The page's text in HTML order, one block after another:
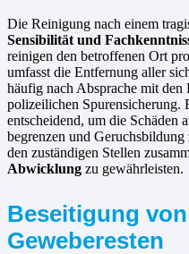
Die Reinigung nach einem
Sensibilität und
reinigen den betroffenen Ort
umfasst die Entfernung aller
häufig nach Absprache mit den
polizeilichen Spurensicherung.
entscheidend, um die Schäden
begrenzen und
den zuständigen Stellen
Abwicklung zu gewährleisten.
Beseitigung
Geweberesten